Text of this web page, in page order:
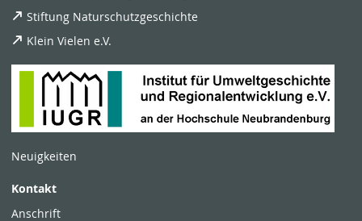
Stiftung Naturschutzgeschichte
Klein Vielen e.V.
Neuigkeiten
Kontakt
Anschrift